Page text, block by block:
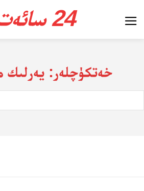
24 سائەت
خەتكۈچلەر:يەرلىك